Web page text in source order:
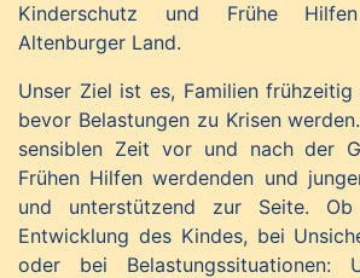
Kinderschutz und Frühe
Altenburger Land.
Unser Ziel ist es, Familien
bevor Belastungen zu Krisen
sensiblen Zeit vor und nach der
Frühen Hilfen werdenden und
und unterstützend zur Seite.
Entwicklung des Kindes, bei
oder bei Belastungssituationen: